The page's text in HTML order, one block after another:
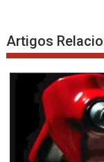
Artigos